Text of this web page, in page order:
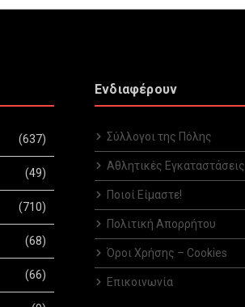
(637)
(49)
(710)
(68)
(66)
Ενδιαφέρουν
Σύλλογοι της Πόλης
Αθλητικές Εγκαταστάσεις
Ποιοί Είμαστε!
Πολιτική Απορρήτου
Όροι Χρήσης – Cookies
Επικοινωνία